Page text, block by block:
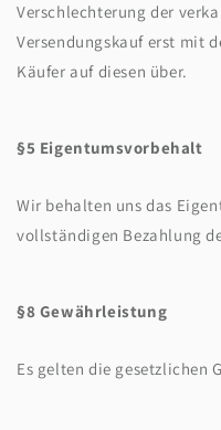
Verschlechterung der
Versendungskauf erst mit
Käufer auf diesen über.
§5 Eigentumsvorbehalt
Wir behalten uns das
vollständigen Bezahlung
§8 Gewährleistung
Es gelten die gesetzlichen